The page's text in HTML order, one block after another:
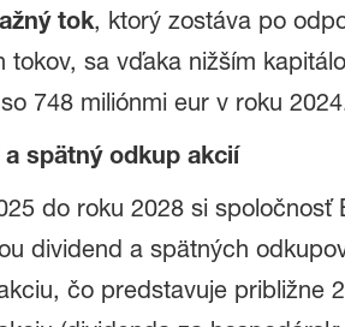
tok, ktorý zostáva po
tokov, sa vďaka nižším
748 miliónmi eur v roku
a spätný odkup akcií
do roku 2028 si
dividend a spätných
čo predstavuje približne